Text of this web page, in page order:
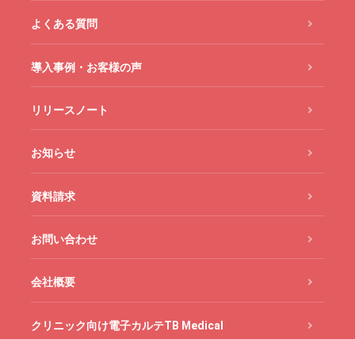
よくある質問
導入事例・お客様の声
リリースノート
お知らせ
資料請求
お問い合わせ
会社概要
クリニック向け電子カルテTB Medical